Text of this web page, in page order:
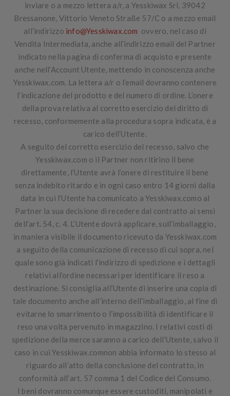
inviare o a mezzo lettera a/r, a Yesskiwax Srl, 39042
Bressanone, Vittorio Veneto Straße 57/C o a mezzo email
all’indirizzo info@Yesskiwax.com ovvero, nel caso di
Vendita Intermediata, anche all’indirizzo email del Partner
indicato nella pagina di conferma di acquisto e presente
anche nell’Account Utente, mettendo in conoscenza anche
Yesskiwax.com. La lettera a/r o l’email dovranno contenere
l’indicazione del prodotto e del numero di ordine. L’onere
della prova relativa al corretto esercizio del diritto di
recesso, conformemente alla procedura sopra indicata, è a
carico dell’Utente.
A seguito del corretto esercizio del recesso, salvo che
Yesskiwax.com o il Partner non ritirino il bene
direttamente, l’Utente avrà l’onere di restituire il bene
senza indebito ritardo e in ogni caso entro 14 giorni dalla
data in cui l’Utente ha comunicato a Yesskiwax.como al
Partner la sua decisione di recedere dal contratto ai sensi
dell’art. 54, c. 4. L’Utente dovrà applicare, sull’imballaggio,
in maniera visibile il documento ricevuto da Yesskiwax.com
a seguito della comunicazione di recesso di cui sopra, nel
quale sono già indicati l’indirizzo di spedizione e i dettagli
relativi all’ordine necessari per identificare il reso a
destinazione. Si consiglia all’Utente di inserire una copia di
tale documento anche all’interno dell’imballaggio, al fine di
evitarne lo smarrimento o l’impossibilità di identificare il
reso una volta pervenuto in magazzino. I relativi costi di
spedizione della merce saranno a carico dell’Utente, salvo il
caso in cui Yesskiwax.comnon abbia informato lo stesso al
riguardo all’atto della conclusione del contratto, in
conformità all’art. 57 comma 1 del Codice del Consumo.
I beni dovranno comunque essere custoditi, manipolati e